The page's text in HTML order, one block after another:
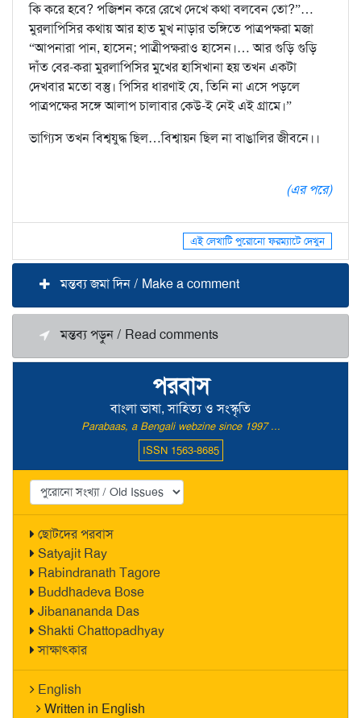
পরবাস
বাংলা ভাষা, সাহিত্য ও সংস্কৃতি
Parabaas, a Bengali webzine since 1997 ...
ISSN 1563-8685
ছোটদের পরবাস
Satyajit Ray
Rabindranath Tagore
Buddhadeva Bose
Jibanananda Das
Shakti Chattopadhyay
সাক্ষাৎকার
English
Written in English
কি করে হবে? পজিশন করে রেখে দেখে কথা বলবেন তো?”…
মুরলাপিসির কথায় আর হাত মুখ নাড়ার ভঙ্গিতে পাত্রপক্ষরা মজা
“আপনারা পান, হাসেন; পাত্রীপক্ষরাও হাসেন।… আর গুড়ি গুড়ি
দাঁত বের-করা মুরলাপিসির মুখের হাসিখানা হয় তখন একটা
দেখবার মতো বস্তু। পিসির ধারণাই যে, তিনি না এসে পড়লে
পাত্রপক্ষের সঙ্গে আলাপ চালাবার কেউ-ই নেই এই গ্রামে।”
ভাগ্যিস তখন বিশ্বযুদ্ধ ছিল…বিশ্বায়ন ছিল না বাঙালির জীবনে।।
(এর পরে)
এই লেখাটি পুরোনো ফরম্যাটে দেখুন
মন্তব্য জমা দিন / Make a comment
মন্তব্য পড়ুন / Read comments